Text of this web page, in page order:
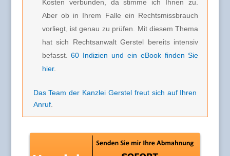
Kosten verbunden, da stimme ich Ihnen zu.
Aber ob in Ihrem Falle ein Rechtsmissbrauch
vorliegt, ist genau zu prüfen. Mit diesem Thema
hat sich Rechtsanwalt Gerstel bereits intensiv
befasst.60 Indizien und ein eBook finden Sie
hier.
Das Team der Kanzlei Gerstel freut sich auf Ihren
Anruf.